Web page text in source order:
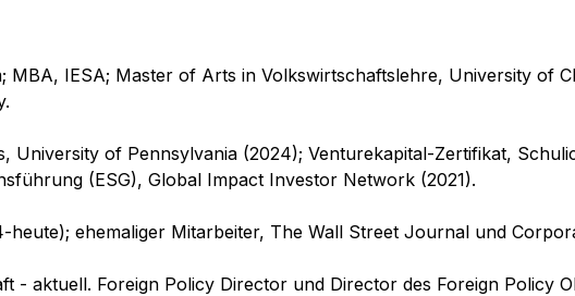
MBA, IESA; Master of Arts in Volkswirtschaftslehre, University of
University of Pennsylvania (2024); Venturekapital-Zertifikat,
(ESG), Global Impact Investor Network (2021).
heute); ehemaliger Mitarbeiter, The Wall Street Journal und
- aktuell. Foreign Policy Director und Director des Foreign Policy